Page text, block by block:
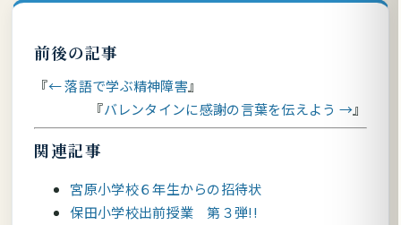
前後の記事
← 落語で学ぶ精神障害
バレンタインに感謝の言葉を伝えよう →
関連記事
宮原小学校６年生からの招待状
保田小学校出前授業 第３弾!!